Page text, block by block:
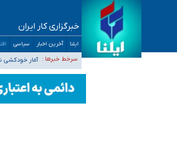
خبرگزاری کار ایران
ایلنا آخرین اخبار سیاسی
سرخط خبرها :
سیدحسن خمینی عزادار شد
آمار خودکشی
دستگیری
نباید تفسیرهای سلیقه‌ای از
«زیرمیزی» برای داوطلبان